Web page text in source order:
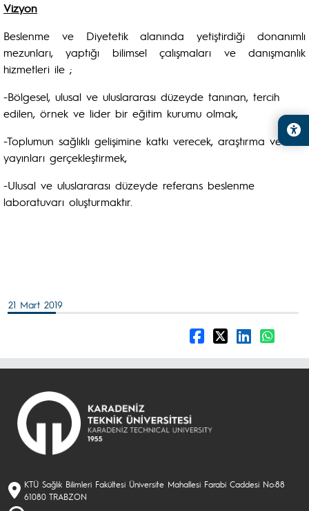
Vizyon
Beslenme ve Diyetetik alanında yetiştirdiği donanımlı
mezunları, yaptığı bilimsel çalışmaları ve danışmanlık
hizmetleri ile ;
-Bölgesel, ulusal ve uluslararası düzeyde tanınan, tercih
edilen, örnek ve lider bir eğitim kurumu olmak,
-Toplumun sağlıklı gelişimine katkı verecek, araştırma ve
yayınları gerçekleştirmek,
-Ulusal ve uluslararası düzeyde referans beslenme
laboratuvarı oluşturmaktır.
21 Mart 2019
KTÜ Sağlık Bilimleri Fakültesi Üniversite Mahallesi Farabi Caddesi No:88
61080 TRABZON